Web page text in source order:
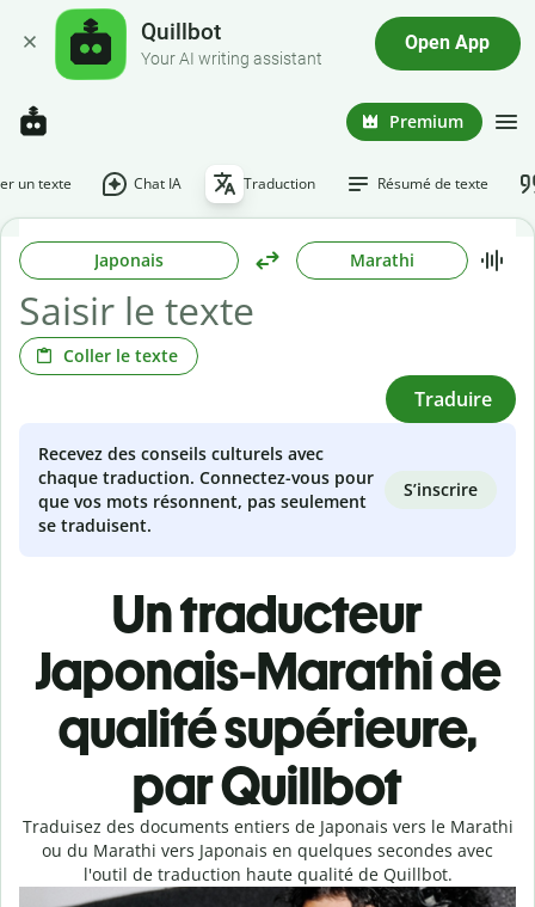
Quillbot
Your AI writing assistant
Open App
Premium
un texte Chat IA Traduction Résumé de texte
Japonais Marathi
Coller le texte
Traduire
Recevez des conseils culturels avec
chaque traduction. Connectez-vous pour
que vos mots résonnent, pas seulement
se traduisent.
S’inscrire
Un traducteur
Japonais-Marathi de
qualité supérieure,
par Quillbot
Traduisez des documents entiers de Japonais vers le Marathi
ou du Marathi vers Japonais en quelques secondes avec
l'outil de traduction haute qualité de Quillbot.